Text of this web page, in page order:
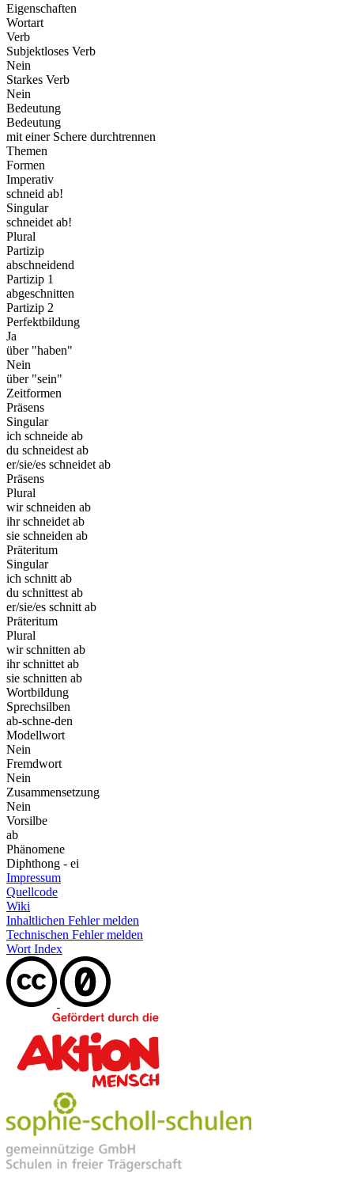
Eigenschaften
Wortart
Verb
Subjektloses Verb
Nein
Starkes Verb
Nein
Bedeutung
Bedeutung
mit einer Schere durchtrennen
Themen
Formen
Imperativ
schneid ab!
Singular
schneidet ab!
Plural
Partizip
abschneidend
Partizip 1
abgeschnitten
Partizip 2
Perfektbildung
Ja
über "haben"
Nein
über "sein"
Zeitformen
Präsens
Singular
ich schneide ab
du schneidest ab
er/sie/es schneidet ab
Präsens
Plural
wir schneiden ab
ihr schneidet ab
sie schneiden ab
Präteritum
Singular
ich schnitt ab
du schnittest ab
er/sie/es schnitt ab
Präteritum
Plural
wir schnitten ab
ihr schnittet ab
sie schnitten ab
Wortbildung
Sprechsilben
ab-schne-den
Modellwort
Nein
Fremdwort
Nein
Zusammensetzung
Nein
Vorsilbe
ab
Phänomene
Diphthong - ei
Impressum
Quellcode
Wiki
Inhaltlichen Fehler melden
Technischen Fehler melden
Wort Index